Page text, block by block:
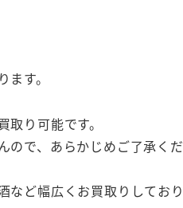
す。
り可能です。
で、あらかじめご了承くだ
など幅広くお買取りして